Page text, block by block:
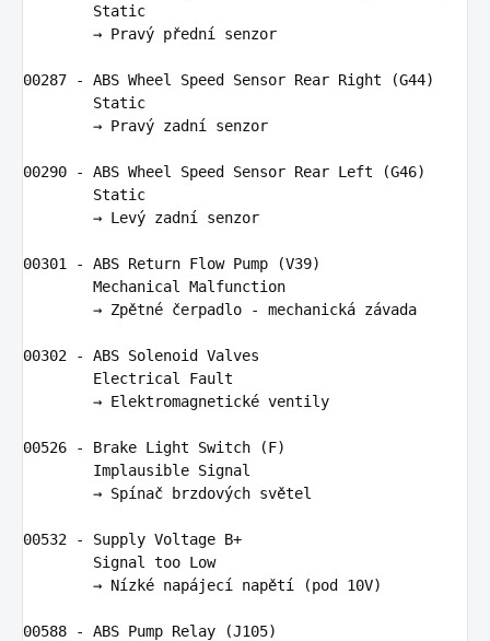
        Static
        → Pravý přední senzor
00287 - ABS Wheel Speed Sensor Rear Right (G44)
        Static
        → Pravý zadní senzor
00290 - ABS Wheel Speed Sensor Rear Left (G46)
        Static
        → Levý zadní senzor
00301 - ABS Return Flow Pump (V39)
        Mechanical Malfunction
        → Zpětné čerpadlo - mechanická závada
00302 - ABS Solenoid Valves
        Electrical Fault
        → Elektromagnetické ventily
00526 - Brake Light Switch (F)
        Implausible Signal
        → Spí
nač brzdových světel
00532 - Supply Voltage B+
        Signal too Low
        →
Nízké napájecí napětí (pod 10V)
00588 - ABS Pump Relay (J105)